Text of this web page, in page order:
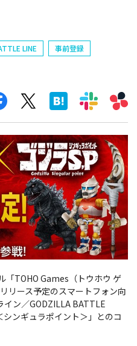
LINE
事前登録
「TOHO Games（トウホウ ゲ
リース予定のスマートフォン向
イン／GODZILLA BATTLE
ンギュラポイント＞」とのコ